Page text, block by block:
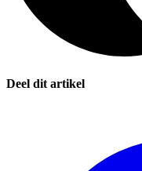
Deel dit artikel